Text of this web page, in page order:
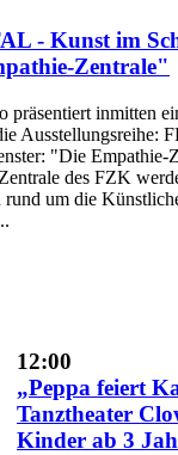
- Kunst im
Zentrale"
präsentiert inmitten
Ausstellungsreihe:
"Die Empathie-
des FZK
um die
12:00
„Peppa feiert
Tanztheater
Kinder ab 3